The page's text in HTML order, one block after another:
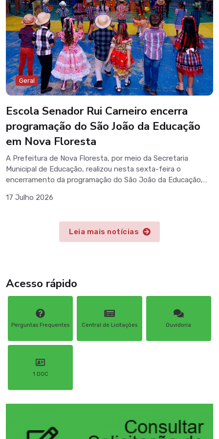
territorial do município, proporcionando melhores condições
para que os agentes desempenhem suas atividades com
mais organização, identificação e segurança. Com
investimentos contínuos na valorização dos profissionais e
na estrutura da rede de saúde, a gestão municipal reafirma
seu compromisso em oferecer um atendimento cada vez
mais eficiente e de qualidade à população de Nova Floresta.
Geral
Escola Senador Rui Carneiro encerra
programação do São João da Educação
em Nova Floresta
A Prefeitura de Nova Floresta, por meio da Secretaria
Municipal de Educação, realizou nesta sexta-feira o
encerramento da programação do São João da Educação,
Carneiro. O evento reuniu estudantes, familiares,
noite marcada pela valorização da cultura nordestina e pela
integração entre escola e família. A programação contou
com apresentações das quadrilhas juninas preparadas pelos
da identidade cultural do município. Durante toda a
programação do São João da Educação, as escolas da rede
municipal promoveram atividades culturais, fortalecendo o
aprendizado, a participação das famílias e o resgate das
tradições populares. O encerramento reforçou o
compromisso da gestão municipal em incentivar ações que
unem educação, cultura e convivência, proporcionando
17 Julho 2026
Leia mais notícias
Acesso rápido
Perguntas Frequentes Central de Licitações Ouvidoria
1 DOC